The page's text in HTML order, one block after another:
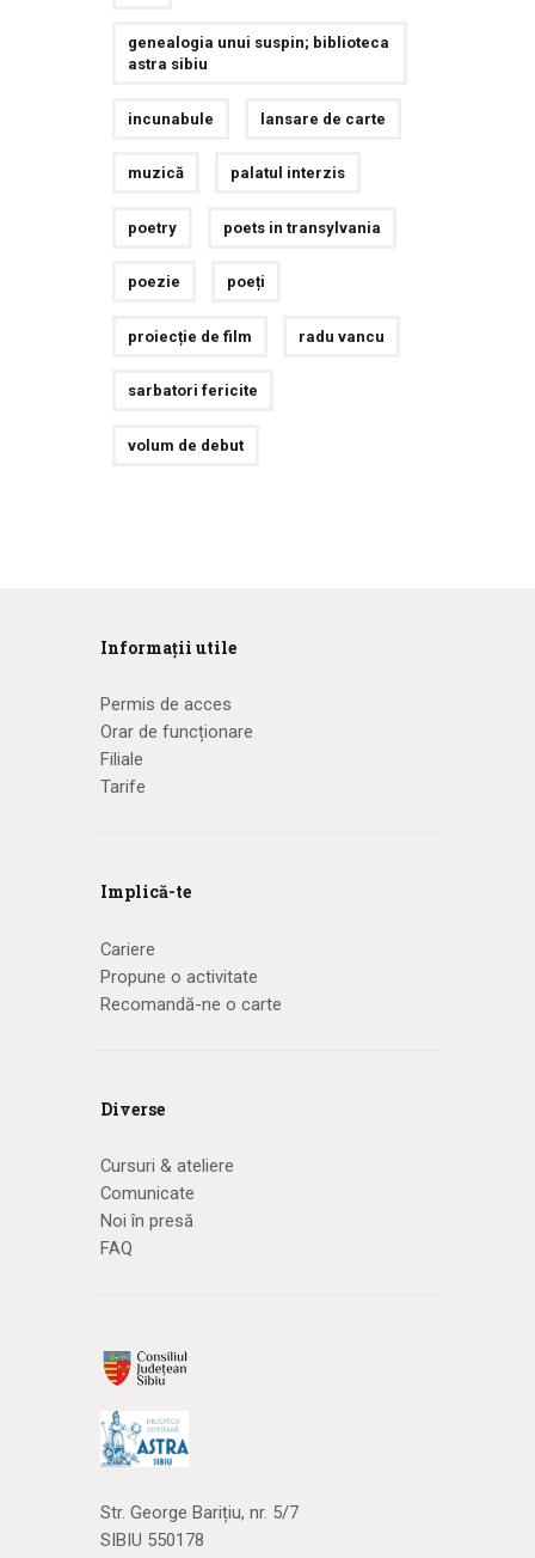
genealogia unui suspin; biblioteca
astra sibiu
incunabule lansare de carte
muzică palatul interzis
poetry poets in transylvania
poezie poeți
proiecție de film radu vancu
sarbatori fericite
volum de debut
Informații utile
Permis de acces
Orar de funcționare
Filiale
Tarife
Implică-te
Cariere
Propune o activitate
Recomandă-ne o carte
Diverse
Cursuri & ateliere
Comunicate
Noi în presă
FAQ
Str. George Barițiu, nr. 5/7
SIBIU 550178